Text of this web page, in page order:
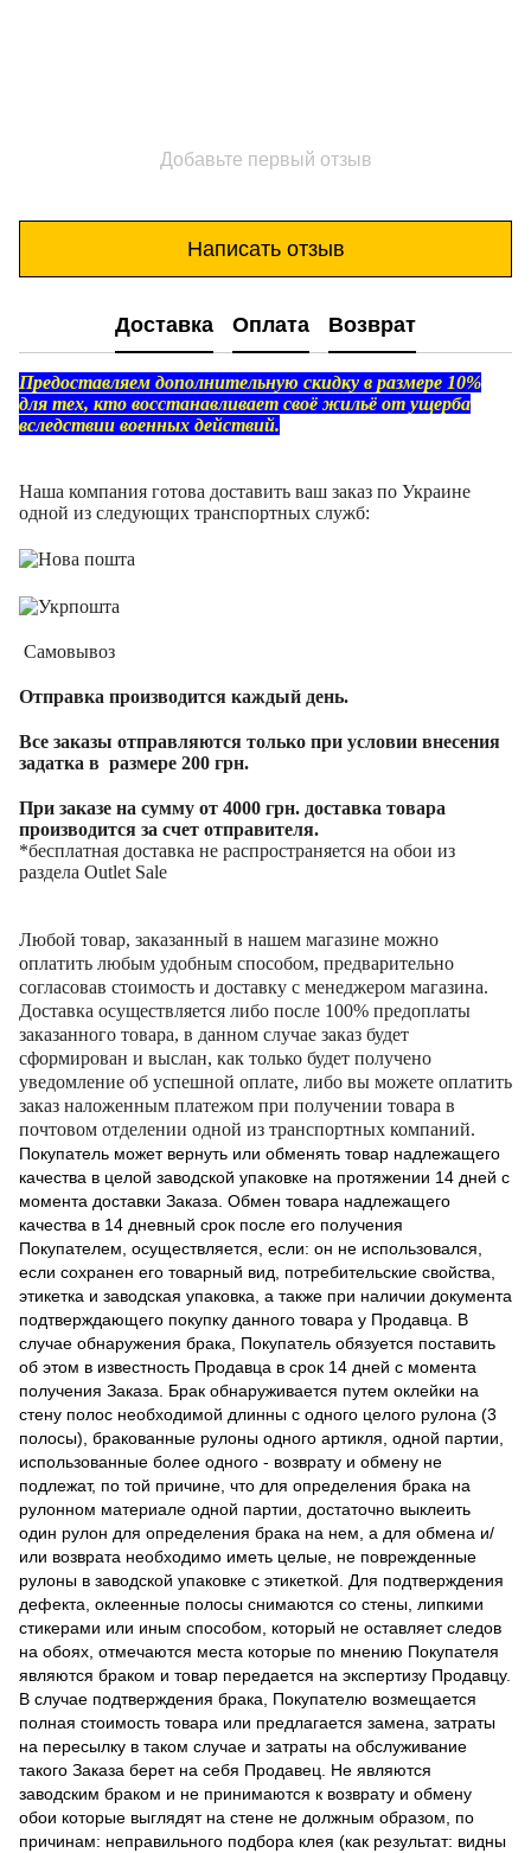
Добавьте первый отзыв
Написать отзыв
Доставка Оплата Возврат
Предоставляем дополнительную скидку в размере 10%
для тех, кто восстанавливает своё жильё от ущерба
вследствии военных действий.
Наша компания готова доставить ваш заказ по Украине
одной из следующих транспортных служб:
Самовывоз
Отправка производится каждый день.
Все заказы отправляются только при условии внесения
задатка в размере 200 грн.
При заказе на сумму от 4000 грн. доставка товара
производится за счет отправителя.
*бесплатная доставка не распространяется на обои из
раздела Outlet Sale
Любой товар, заказанный в нашем магазине можно
оплатить любым удобным способом, предварительно
согласовав стоимость и доставку с менеджером магазина.
Доставка осуществляется либо после 100% предоплаты
заказанного товара, в данном случае заказ будет
сформирован и выслан, как только будет получено
уведомление об успешной оплате, либо вы можете оплатить
заказ наложенным платежом при получении товара в
почтовом отделении одной из транспортных компаний.
Покупатель может вернуть или обменять товар надлежащего
качества в целой заводской упаковке на протяжении 14 дней с
момента доставки Заказа. Обмен товара надлежащего
качества в 14 дневный срок после его получения
Покупателем, осуществляется, если: он не использовался,
если сохранен его товарный вид, потребительские свойства,
этикетка и заводская упаковка, а также при наличии документа
подтверждающего покупку данного товара у Продавца. В
случае обнаружения брака, Покупатель обязуется поставить
об этом в известность Продавца в срок 14 дней с момента
получения Заказа. Брак обнаруживается путем оклейки на
стену полос необходимой длинны с одного целого рулона (3
полосы), бракованные рулоны одного артикля, одной партии,
использованные более одного - возврату и обмену не
подлежат, по той причине, что для определения брака на
рулонном материале одной партии, достаточно выклеить
один рулон для определения брака на нем, а для обмена и/
или возврата необходимо иметь целые, не поврежденные
рулоны в заводской упаковке с этикеткой. Для подтверждения
дефекта, оклеенные полосы снимаются со стены, липкими
стикерами или иным способом, который не оставляет следов
на обоях, отмечаются места которые по мнению Покупателя
являются браком и товар передается на экспертизу Продавцу.
В случае подтверждения брака, Покупателю возмещается
полная стоимость товара или предлагается замена, затраты
на пересылку в таком случае и затраты на обслуживание
такого Заказа берет на себя Продавец. Не являются
заводским браком и не принимаются к возврату и обмену
обои которые выглядят на стене не должным образом, по
причинам: неправильного подбора клея (как результат: видны